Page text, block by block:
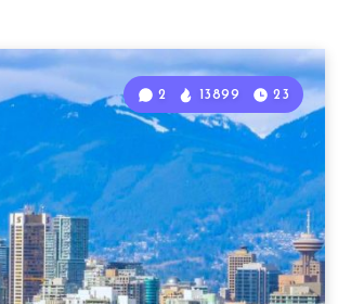
2 13899 23